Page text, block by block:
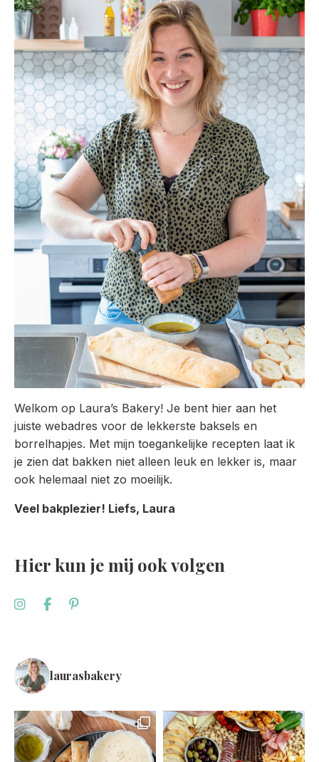
Welkom op Laura’s Bakery! Je bent hier aan het
juiste webadres voor de lekkerste baksels en
borrelhapjes. Met mijn toegankelijke recepten laat ik
je zien dat bakken niet alleen leuk en lekker is, maar
ook helemaal niet zo moeilijk.
Veel bakplezier! Liefs, Laura
Hier kun je mij ook volgen
laurasbakery